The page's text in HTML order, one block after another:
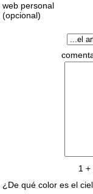
web personal
(opcional)
1 +
¿De qué color es el